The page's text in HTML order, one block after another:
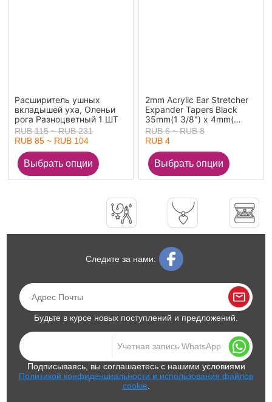
Расширитель ушных
вкладышей уха, Оленьи
рога Разноцветный 1 ШТ
RUB 115 ~ RUB 231
RUB 85 ~ RUB 104
2mm Acrylic Ear Stretcher
Expander Tapers Black
35mm(1 3/8") x 4mm(
1/8"), 1 Piece
RUB 6 ~ RUB 8
RUB 4
Следите за нами:
Будьте в курсе новых поступлений и предложений.
Подписываясь, вы соглашаетесь с нашими условиями
Политикой конфиденциальности и использования файлов
cookie.